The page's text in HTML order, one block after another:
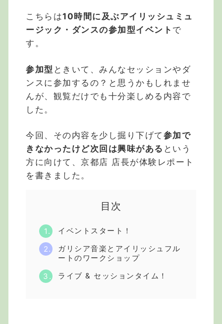
こちらは10時間に及ぶアイリッシュミュ
ージック・ダンスの参加型イベント で
す。
参加型 ときいて、みんなセッションやダ
ンスに参加するの？と思うかもしれませ
んが、観覧だけでも十分楽しめる内容で
した。
今回、その内容を少し掘り下げて 参加で
きなかったけど次回は興味がある という
方に向けて、京都店 店長が体験レポート
を書きました。
目次
イベントスタート！
ガリシア音楽とアイリッシュフル
ートのワークショップ
ライブ & セッションタイム！